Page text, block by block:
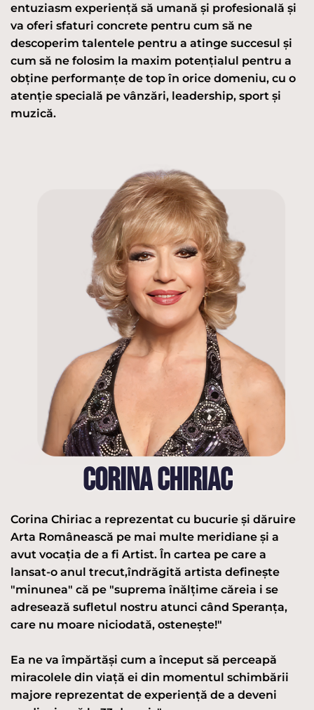
entuziasm experiență să umană și profesională și
va oferi sfaturi concrete pentru cum să ne
descoperim talentele pentru a atinge succesul și
cum să ne folosim la maxim potențialul pentru a
obține performanțe de top în orice domeniu, cu o
atenție specială pe vânzări, leadership, sport și
muzică.
CORINA CHIRIAC
Corina Chiriac a reprezentat cu bucurie şi dăruire
Arta Românească pe mai multe meridiane și a
avut vocaţia de a fi Artist. În cartea pe care a
lansat-o anul trecut,îndrăgită artista definește
"minunea" că pe "suprema înălţime căreia i se
adresează sufletul nostru atunci când Speranţa,
care nu moare niciodată, osteneşte!"
Ea ne va împărtăși cum a început să perceapă
miracolele din viață ei din momentul schimbării
majore reprezentat de experiență de a deveni